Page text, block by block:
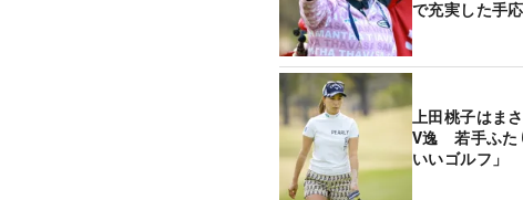
で充実した手応
上田桃子はま
V逸 若手ふた
いいゴルフ」